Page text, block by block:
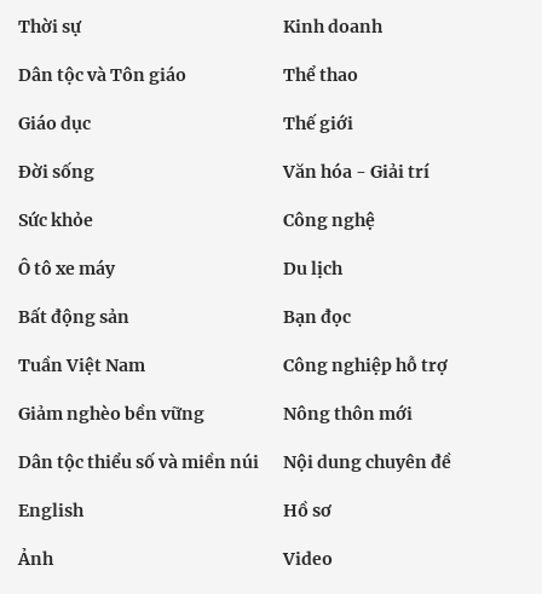
Thời sự Kinh doanh
Dân tộc và Tôn giáo Thể thao
Giáo dục Thế giới
Đời sống Văn hóa - Giải trí
Sức khỏe Công nghệ
Ô tô xe máy Du lịch
Bất động sản Bạn đọc
Tuần Việt Nam Công nghiệp hỗ trợ
Giảm nghèo bền vững Nông thôn mới
Dân tộc thiểu số và miền núi Nội dung chuyên đề
English Hồ sơ
Ảnh Video